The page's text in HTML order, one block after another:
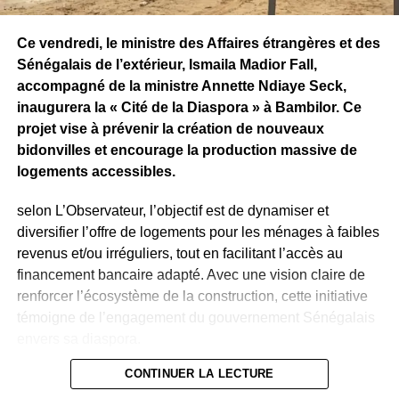
Ce vendredi, le ministre des Affaires étrangères et des
Sénégalais de l’extérieur, Ismaila Madior Fall,
accompagné de la ministre Annette Ndiaye Seck,
inaugurera la « Cité de la Diaspora » à Bambilor. Ce
projet vise à prévenir la création de nouveaux
bidonvilles et encourage la production massive de
logements accessibles.
selon L’Observateur, l’objectif est de dynamiser et
diversifier l’offre de logements pour les ménages à faibles
revenus et/ou irréguliers, tout en facilitant l’accès au
financement bancaire adapté. Avec une vision claire de
renforcer l’écosystème de la construction, cette initiative
témoigne de l’engagement du gouvernement Sénégalais
Les 100 000 logements prévus dans ce projet ont été
CONTINUER LA LECTURE